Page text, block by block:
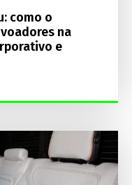
como o
na
e